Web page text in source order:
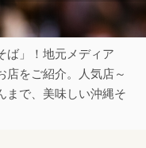
ば」！地元メディア
店をご紹介。人気店～
まで、美味しい沖縄そ